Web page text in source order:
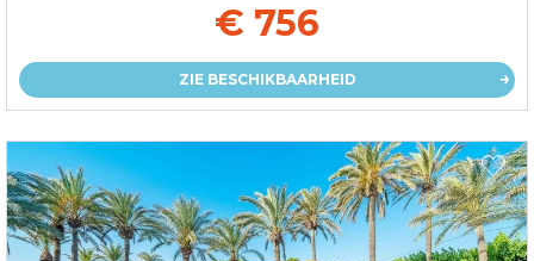
€ 756
ZIE BESCHIKBAARHEID